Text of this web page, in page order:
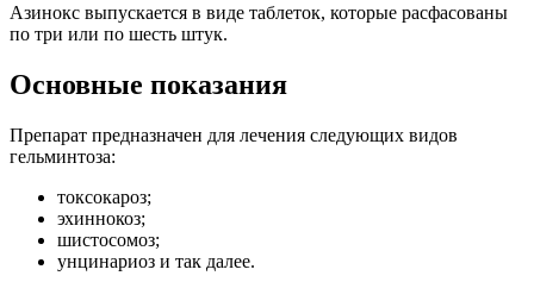
Азинокс выпускается в виде таблеток, которые расфасованы
по три или по шесть штук.
Основные показания
Препарат предназначен для лечения следующих видов
гельминтоза:
токсокароз;
эхиннокоз;
шистосомоз;
унцинариоз и так далее.